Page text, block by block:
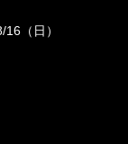
（日）